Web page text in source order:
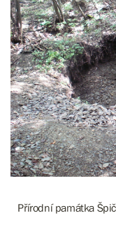
Přírodní památka